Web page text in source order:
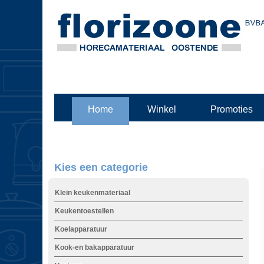
Home Winkel Promoties
Kies een categorie
Klein keukenmateriaal
Keukentoestellen
Koelapparatuur
Kook-en bakapparatuur